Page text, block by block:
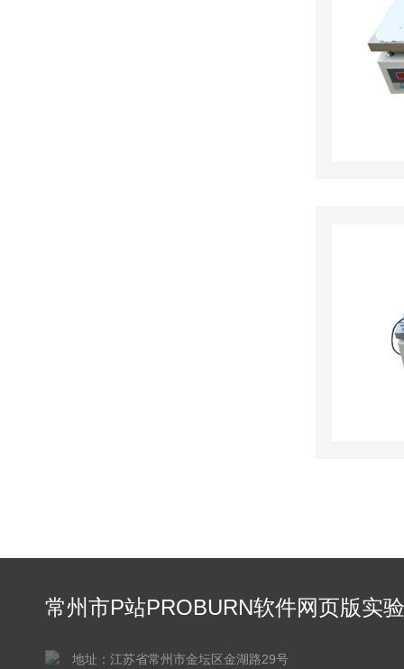
常州市P站PROBURN软件网页版实验
地址：江苏省常州市金坛区金湖路29号